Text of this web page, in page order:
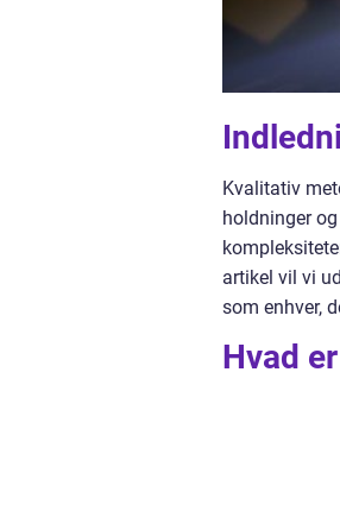
Kvalitativ
holdninger
artikel vil vi
som enhver,
Hvad